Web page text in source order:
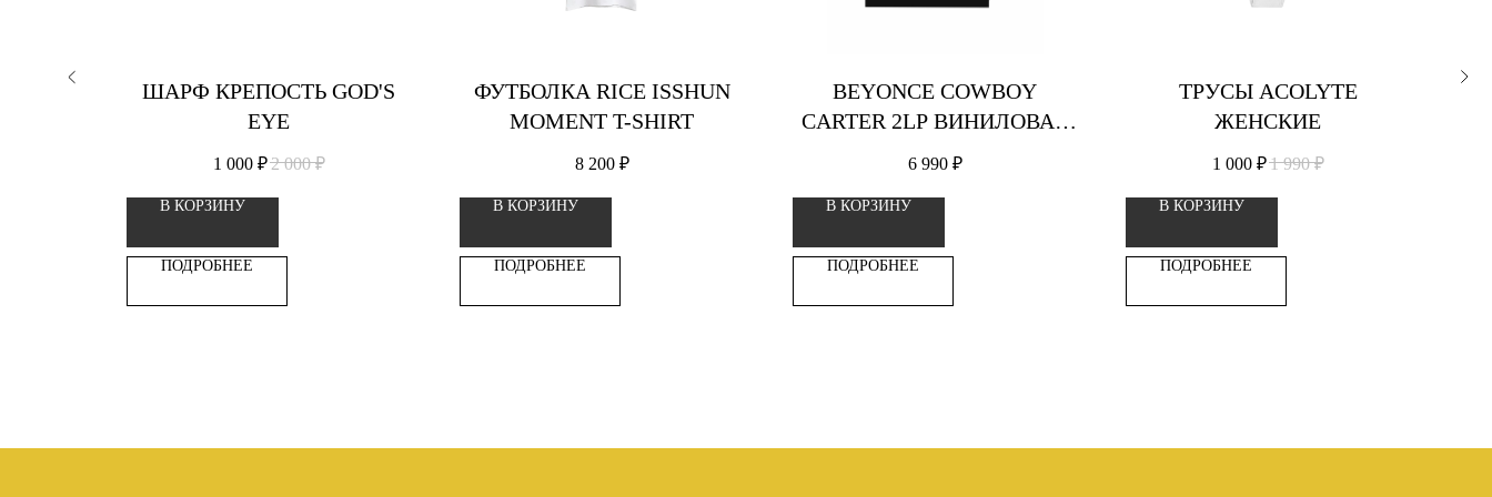
ШАРФ КРЕПОСТЬ GOD'S
EYE
1 000 ₽2 000 ₽
В КОРЗИНУ
ПОДРОБНЕЕ
ФУТБОЛКА RICE ISSHUN
MOMENT T-SHIRT
8 200 ₽
В КОРЗИНУ
ПОДРОБНЕЕ
BEYONCE COWBOY
CARTER 2LP ВИНИЛОВАЯ
ПЛАСТИНКА
6 990 ₽
В КОРЗИНУ
ПОДРОБНЕЕ
ТРУСЫ ACOLYTE
ЖЕНСКИЕ
1 000 ₽1 990 ₽
В КОРЗИНУ
ПОДРОБНЕЕ